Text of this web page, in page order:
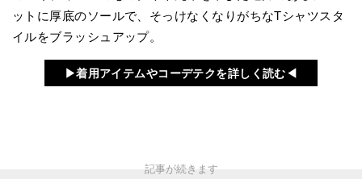
ットに厚底のソールで、そっけなくなりがちなTシャツスタ
イルをブラッシュアップ。
▶︎着用アイテムやコーデテクを詳しく読む◀︎